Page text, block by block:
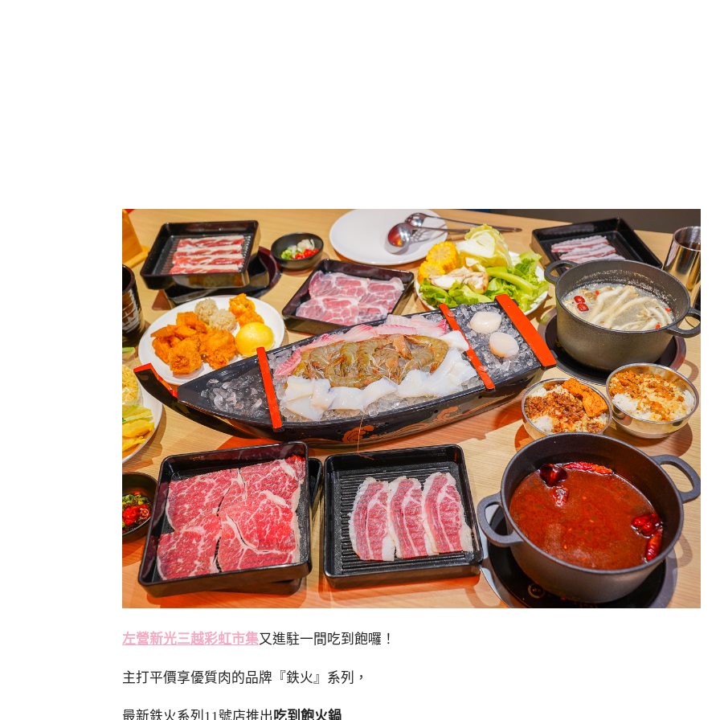
左營新光三越彩虹市集又進駐一間吃到飽囉！
主打平價享優質肉的品牌『鉄火』系列，
最新鉄火系列11號店推出吃到飽火鍋